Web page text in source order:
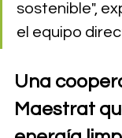
sostenible",
el equipo
Una
Maestrat